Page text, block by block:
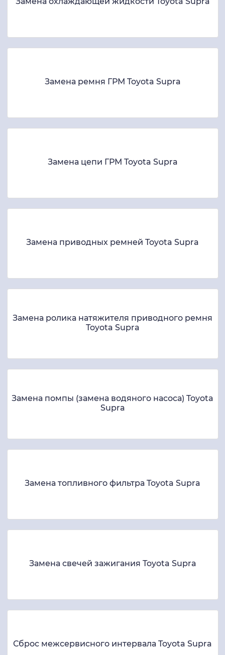
Замена ремня ГРМ Toyota Supra
Замена цепи ГРМ Toyota Supra
Замена приводных ремней Toyota Supra
Замена ролика натяжителя приводного ремня
Toyota Supra
Замена помпы (замена водяного насоса) Toyota
Supra
Замена топливного фильтра Toyota Supra
Замена свечей зажигания Toyota Supra
Сброс межсервисного интервала Toyota Supra